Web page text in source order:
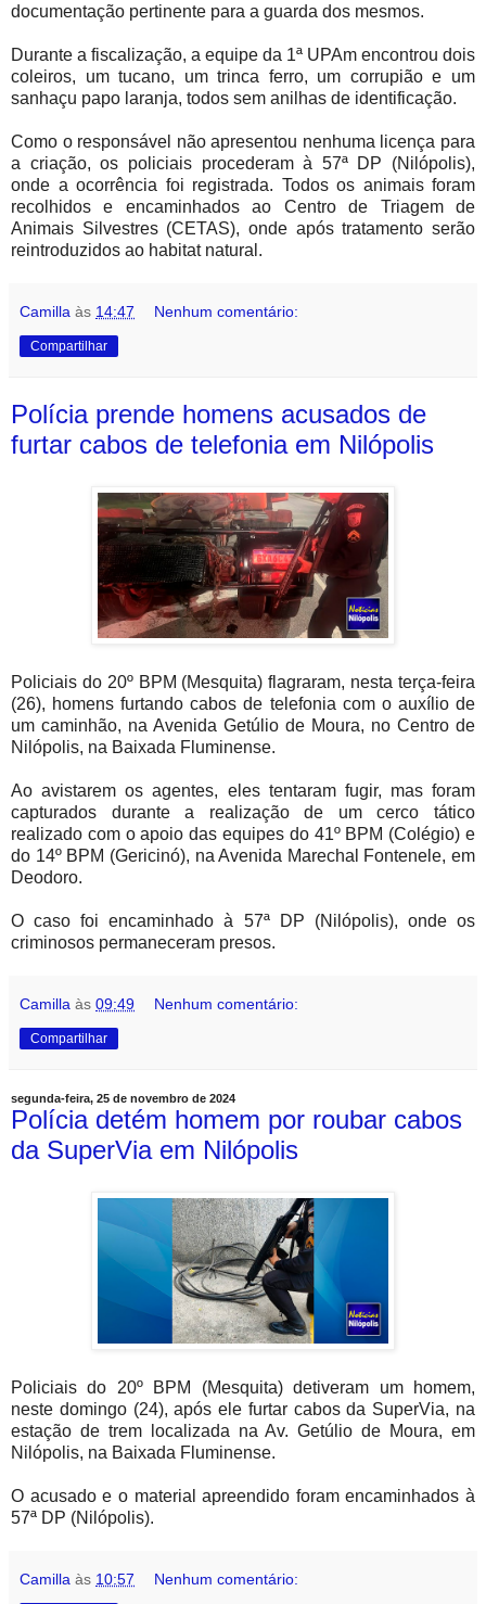
documentação pertinente para a guarda dos mesmos.
Durante a fiscalização, a equipe da 1ª UPAm encontrou dois
coleiros, um tucano, um trinca ferro, um corrupião e um
sanhaçu papo laranja, todos sem anilhas de identificação.
Como o responsável não apresentou nenhuma licença para
a criação, os policiais procederam à 57ª DP (Nilópolis),
onde a ocorrência foi registrada. Todos os animais foram
recolhidos e encaminhados ao Centro de Triagem de
Animais Silvestres (CETAS), onde após tratamento serão
reintroduzidos ao habitat natural.
Camilla às 14:47 Nenhum comentário:
Compartilhar
Polícia prende homens acusados de
furtar cabos de telefonia em Nilópolis
Policiais do 20º BPM (Mesquita) flagraram, nesta terça-feira
(26), homens furtando cabos de telefonia com o auxílio de
um caminhão, na Avenida Getúlio de Moura, no Centro de
Nilópolis, na Baixada Fluminense.
Ao avistarem os agentes, eles tentaram fugir, mas foram
capturados durante a realização de um cerco tático
realizado com o apoio das equipes do 41º BPM (Colégio) e
do 14º BPM (Gericinó), na Avenida Marechal Fontenele, em
Deodoro.
O caso foi encaminhado à 57ª DP (Nilópolis), onde os
criminosos permaneceram presos.
Camilla às 09:49 Nenhum comentário:
Compartilhar
segunda-feira, 25 de novembro de 2024
Polícia detém homem por roubar cabos
da SuperVia em Nilópolis
Policiais do 20º BPM (Mesquita) detiveram um homem,
neste domingo (24), após ele furtar cabos da SuperVia, na
estação de trem localizada na Av. Getúlio de Moura, em
Nilópolis, na Baixada Fluminense.
O acusado e o material apreendido foram encaminhados à
57ª DP (Nilópolis).
Camilla às 10:57 Nenhum comentário: